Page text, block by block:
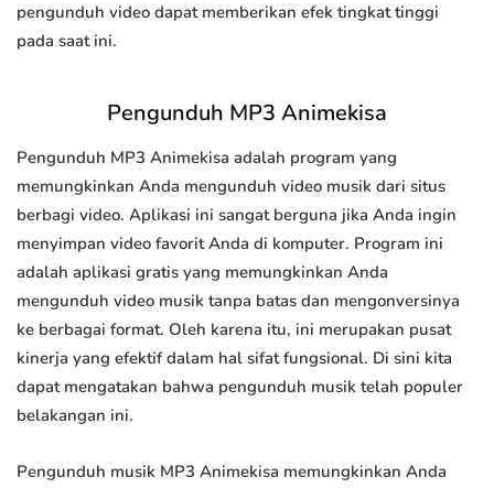
pengunduh video dapat memberikan efek tingkat tinggi
pada saat ini.
Pengunduh MP3 Animekisa
Pengunduh MP3 Animekisa adalah program yang
memungkinkan Anda mengunduh video musik dari situs
berbagi video. Aplikasi ini sangat berguna jika Anda ingin
menyimpan video favorit Anda di komputer. Program ini
adalah aplikasi gratis yang memungkinkan Anda
mengunduh video musik tanpa batas dan mengonversinya
ke berbagai format. Oleh karena itu, ini merupakan pusat
kinerja yang efektif dalam hal sifat fungsional. Di sini kita
dapat mengatakan bahwa pengunduh musik telah populer
belakangan ini.
Pengunduh musik MP3 Animekisa memungkinkan Anda